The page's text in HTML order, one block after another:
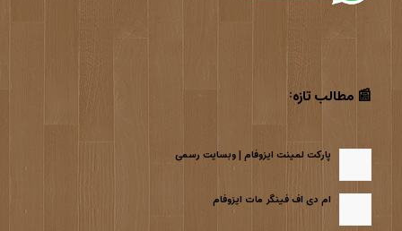
📰 مطالب تازه:
پارکت لمینت ایزوفام | وبسایت رسمی
ام دی اف فینگر مات ایزوفام